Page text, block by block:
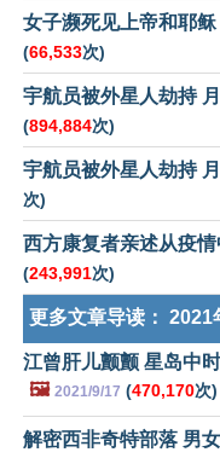
女子濒死见上帝和耶
(66,533次)
宇航员被外星人劫持
(894,884次)
宇航员被外星人劫持
次)
西方康复者亲述从疫
(243,991次)
更多文章导读： 2021
江曾肝儿颤颤 星岛中
🖼️ 2021/9/17 (470,170次)
解密西非奇特部落 男